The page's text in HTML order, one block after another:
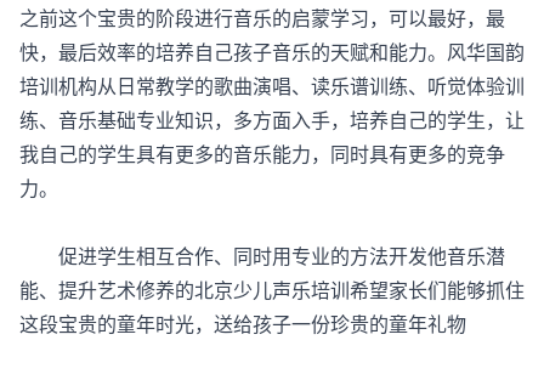
之前这个宝贵的阶段进行音乐的启蒙学习，可以最好，最
快，最后效率的培养自己孩子音乐的天赋和能力。风华国韵
培训机构从日常教学的歌曲演唱、读乐谱训练、听觉体验训
练、音乐基础专业知识，多方面入手，培养自己的学生，让
我自己的学生具有更多的音乐能力，同时具有更多的竞争
力。
促进学生相互合作、同时用专业的方法开发他音乐潜
能、提升艺术修养的北京少儿声乐培训希望家长们能够抓住
这段宝贵的童年时光，送给孩子一份珍贵的童年礼物